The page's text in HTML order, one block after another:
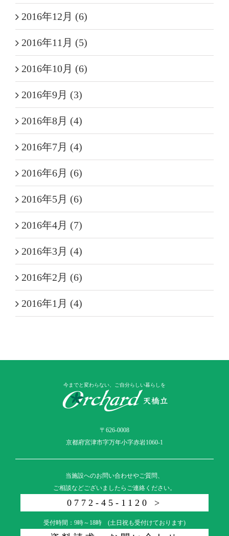
2016年12月 (6)
2016年11月 (5)
2016年10月 (6)
2016年9月 (3)
2016年8月 (4)
2016年7月 (4)
2016年6月 (6)
2016年5月 (6)
2016年4月 (7)
2016年3月 (4)
2016年2月 (6)
2016年1月 (4)
今までと変わらない、ご自分らしい暮らしを
〒626-0008
京都府宮津市字万年小字赤岩1060-1
当施設へのお問い合わせやご質問、
ご相談などございましたらご連絡ください。
0772-45-1120 >
受付時間：9時～18時 (土日祝も受付けております)